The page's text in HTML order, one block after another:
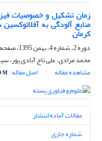
زمان تشکیل و خصوصیات
منابع آلودگی به
کرمان
دوره 2، شماره 4، بهمن 1395، صفحه
محمد مرادی، علی تاج آبادی پور،
مشاهده مقاله
اصل مقاله M
مقالات آماده انتشار
شماره جاری